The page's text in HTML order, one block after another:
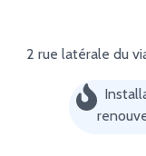
2 rue latérale du